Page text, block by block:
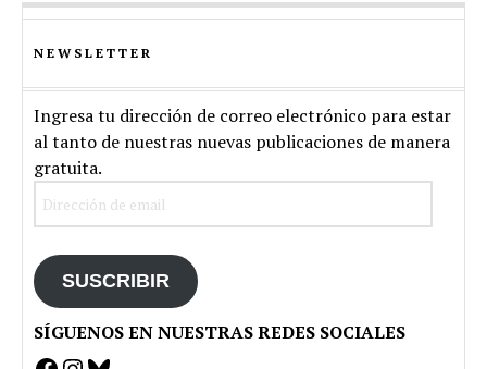
NEWSLETTER
Ingresa tu dirección de correo electrónico para estar
al tanto de nuestras nuevas publicaciones de manera
gratuita.
SUSCRIBIR
SÍGUENOS EN NUESTRAS REDES SOCIALES